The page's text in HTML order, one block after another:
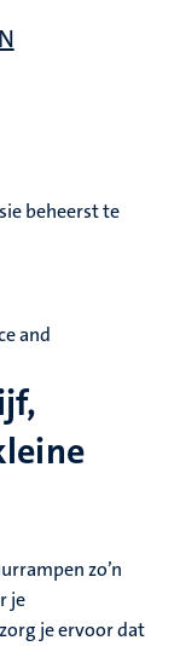
beheerst te
and
zo’n
je
je ervoor dat